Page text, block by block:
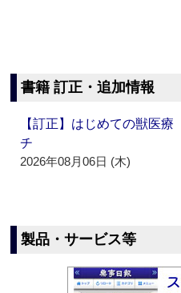
書籍 訂正・追加情報
【訂正】はじめての獣医
チ
2026年08月06日 (木)
製品・サービス等